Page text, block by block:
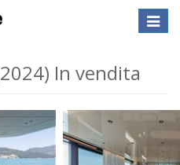
Toggle
In vendita